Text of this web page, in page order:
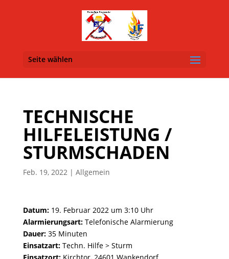
Seite wählen
TECHNISCHE
HILFELEISTUNG /
STURMSCHADEN
Feb. 19, 2022| Allgemein
Datum:19. Februar 2022 um 3:10 Uhr
Alarmierungsart:Telefonische Alarmierung
Dauer:35 Minuten
Einsatzart:Techn. Hilfe > Sturm